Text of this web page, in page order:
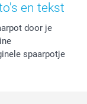
en tekst
door je
spaarpotje